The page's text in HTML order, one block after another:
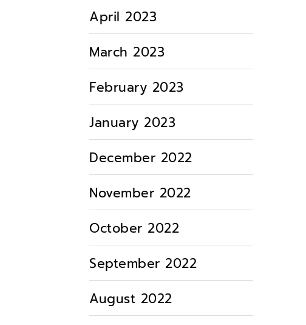
April 2023
March 2023
February 2023
January 2023
December 2022
November 2022
October 2022
September 2022
August 2022